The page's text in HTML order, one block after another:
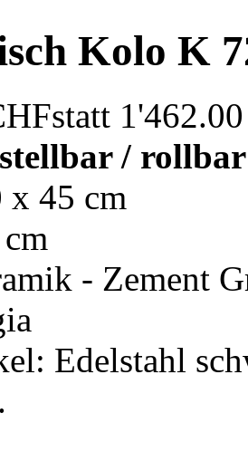
Kolo K
statt
/
x 45 cm
- Zement
Edelstahl